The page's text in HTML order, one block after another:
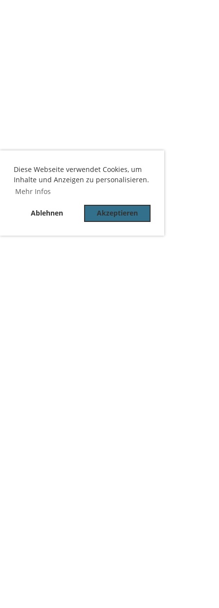
Diese Webseite verwendet Cookies, um
Inhalte und Anzeigen zu personalisieren.
Mehr Infos
Ablehnen Akzeptieren